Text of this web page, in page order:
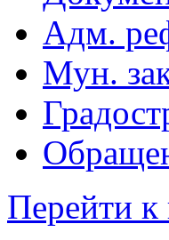
Адм.
Мун.
Перейти к